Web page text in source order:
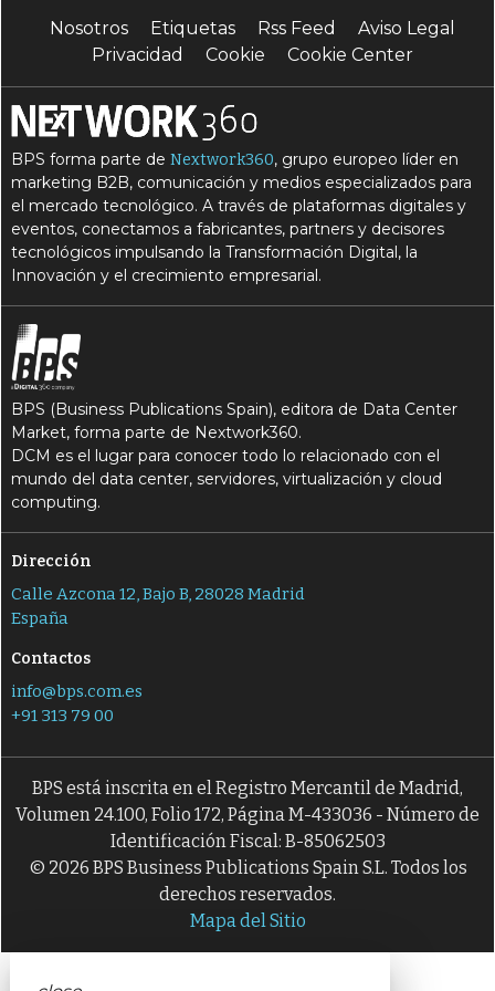
Nosotros Etiquetas Rss Feed
Aviso Legal
Privacidad
Cookie Cookie Center
BPS forma parte deNextwork360, grupo europeo líder en
marketing B2B, comunicación y medios especializados para
el mercado tecnológico. A través de plataformas digitales y
eventos, conectamos a fabricantes, partners y decisores
tecnológicos impulsando la Transformación Digital, la
Innovación y el crecimiento empresarial.
BPS (Business Publications Spain), editora de Data Center
Market, forma parte de Nextwork360.
DCM es el lugar para conocer todo lo relacionado con el
mundo del data center, servidores, virtualización y cloud
computing.
Dirección
Calle Azcona 12, Bajo B, 28028 Madrid
España
Contactos
info@bps.com.es
+91 313 79 00
BPS está inscrita en el Registro Mercantil de Madrid,
Volumen 24.100, Folio 172, Página M-433036 - Número de
Identificación Fiscal: B-85062503
© 2026 BPS Business Publications Spain S.L. Todos los
derechos reservados.
Mapa del Sitio